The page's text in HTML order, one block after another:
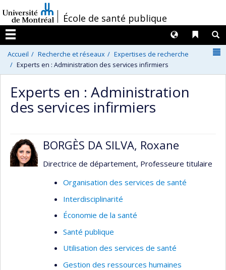
au
contenu
/École de santé publique
Menu
Liens
Langues
Accueil Recherche et réseaux
Expertises de recherche
Experts en : Administration des services infirmiers
Experts en : Administration
des services infirmiers
BORGÈS DA SILVA, Roxane
Directrice de département, Professeure titulaire
Organisation des services de santé
Interdisciplinarité
Économie de la santé
Santé publique
Utilisation des services de santé
Gestion des ressources humaines